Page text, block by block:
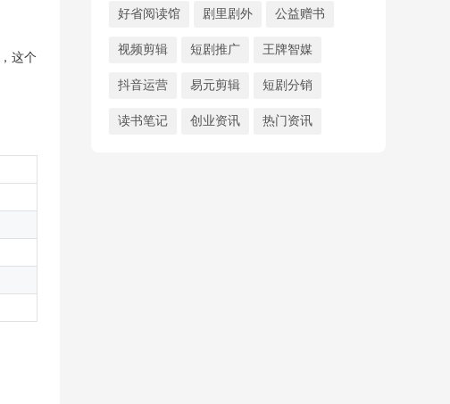
，这个
好省阅读馆 剧里剧外 公益赠书
视频剪辑 短剧推广 王牌智媒
抖音运营 易元剪辑 短剧分销
读书笔记 创业资讯 热门资讯